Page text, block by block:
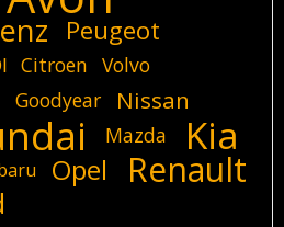
Peugeot
Citroen Volvo
Goodyear Nissan
Mazda Kia
Opel Renault